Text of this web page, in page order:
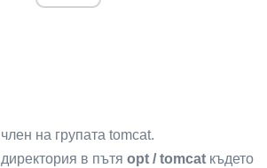
на групата tomcat.
в пътя opt / tomcat където